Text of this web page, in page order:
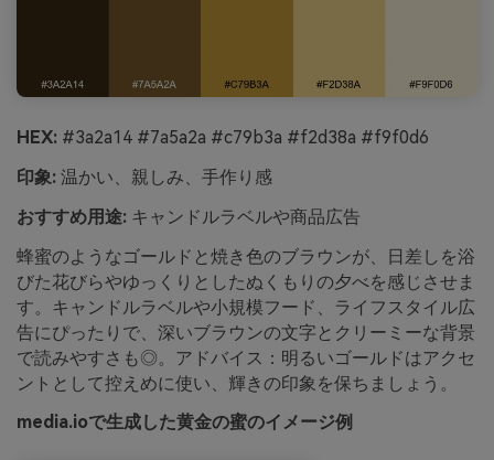
HEX: #3a2a14 #7a5a2a #c79b3a #f2d38a #f9f0d6
印象: 温かい、親しみ、手作り感
おすすめ用途: キャンドルラベルや商品広告
蜂蜜のようなゴールドと焼き色のブラウンが、日差しを浴
びた花びらやゆっくりとしたぬくもりの夕べを感じさせま
す。キャンドルラベルや小規模フード、ライフスタイル広
告にぴったりで、深いブラウンの文字とクリーミーな背景
で読みやすさも◎。アドバイス：明るいゴールドはアクセ
ントとして控えめに使い、輝きの印象を保ちましょう。
media.ioで生成した黄金の蜜のイメージ例